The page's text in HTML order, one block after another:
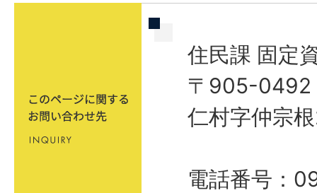
住民課 固定
〒905-0492
仁村字仲宗
電話番号：